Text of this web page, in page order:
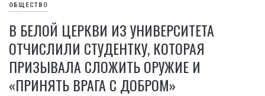
ОБЩЕСТВО
В БЕЛОЙ ЦЕРКВИ ИЗ УНИВЕРСИТЕТА
ОТЧИСЛИЛИ СТУДЕНТКУ, КОТОРАЯ
ПРИЗЫВАЛА СЛОЖИТЬ ОРУЖИЕ И
«ПРИНЯТЬ ВРАГА С ДОБРОМ»